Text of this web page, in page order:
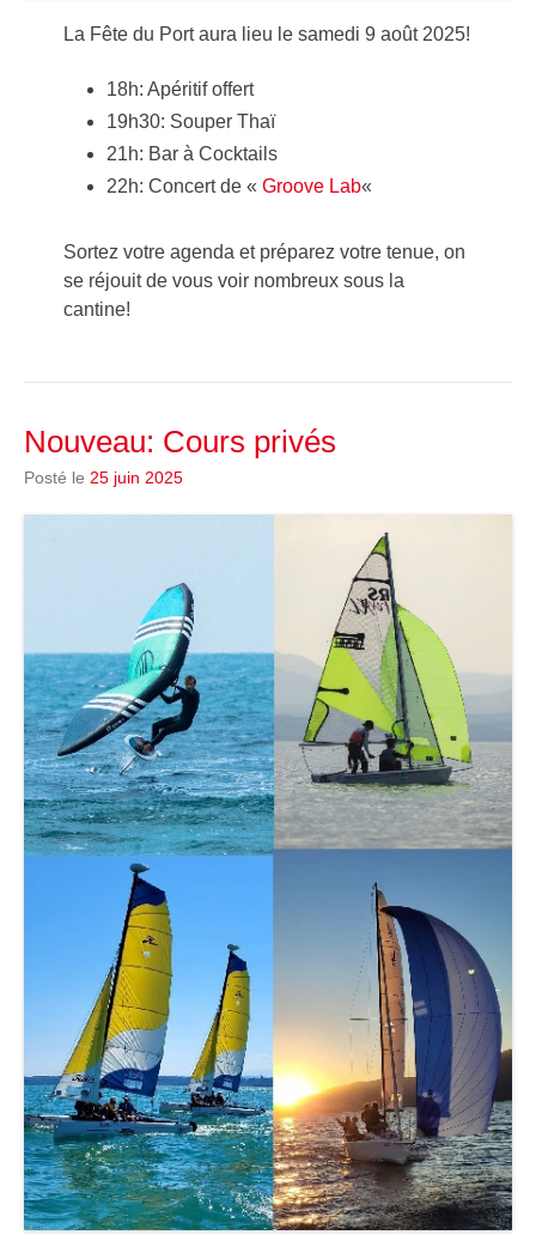
La Fête du Port aura lieu le samedi 9 août 2025!
18h: Apéritif offert
19h30: Souper Thaï
21h: Bar à Cocktails
22h: Concert de « Groove Lab«
Sortez votre agenda et préparez votre tenue, on
se réjouit de vous voir nombreux sous la
cantine!
Nouveau: Cours privés
Posté le 25 juin 2025